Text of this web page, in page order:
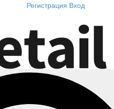
Регистрация Вход